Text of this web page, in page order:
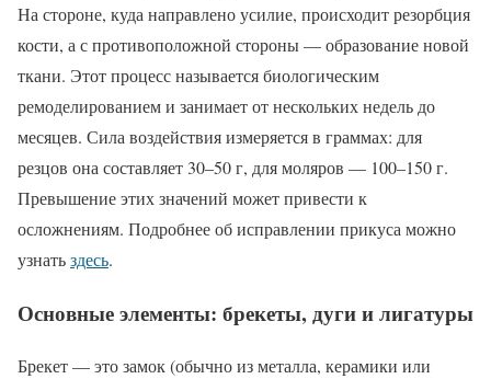
На стороне, куда направлено усилие, происходит резорбция
кости, а с противоположной стороны — образование новой
ткани. Этот процесс называется биологическим
ремоделированием и занимает от нескольких недель до
месяцев. Сила воздействия измеряется в граммах: для
резцов она составляет 30–50 г, для моляров — 100–150 г.
Превышение этих значений может привести к
осложнениям. Подробнее об исправлении прикуса можно
узнатьздесь.
Основные элементы: брекеты, дуги и лигатуры
Брекет — это замок (обычно из металла, керамики или